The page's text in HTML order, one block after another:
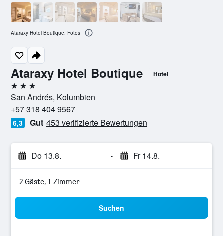
Ataraxy Hotel Boutique Hotel
3 Sterne
San Andrés, Kolumbien
+57 318 404 9567
6,3 Gut 453 verifizierte Bewertungen
Do 13.8. - Fr 14.8.
2 Gäste, 1 Zimmer
Suchen
Ataraxy Hotel Boutique: Fotos